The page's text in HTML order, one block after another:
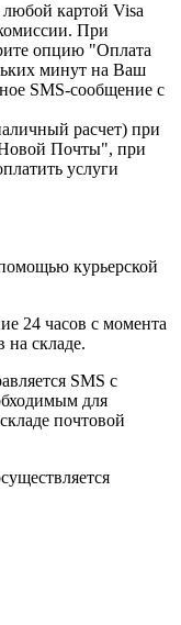
картой Visa
При
опцию "Оплата
минут на Ваш
SMS-сообщение с
расчет) при
Почты", при
услуги
курьерской
24 часов с момента
на складе.
SMS с
для
почтовой